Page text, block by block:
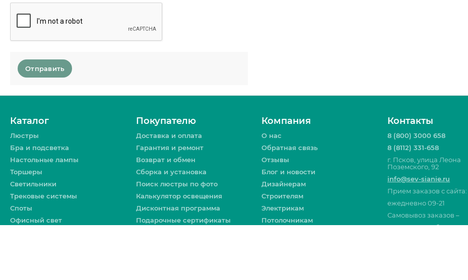
Отправить
Каталог
Люстры
Бра и подсветка
Настольные лампы
Торшеры
Светильники
Трековые системы
Споты
Офисный свет
Покупателю
Доставка и оплата
Гарантия и ремонт
Возврат и обмен
Сборка и установка
Поиск люстры по фото
Калькулятор освещения
Дисконтная программа
Подарочные сертификаты
Компания
О нас
Обратная связь
Отзывы
Блог и новости
Дизайнерам
Строителям
Электрикам
Потолочникам
Контакты
8 (800) 3000 658
8 (8112) 331-658
г. Псков, улица Леона
Поземского, 92
info@sev-sianie.ru
Прием заказов с сайта:
ежедневно 09-21
Самовывоз заказов –
Пн-Пт 09-19, Сб 09-17,